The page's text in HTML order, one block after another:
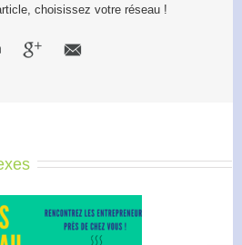
choisissez votre réseau !